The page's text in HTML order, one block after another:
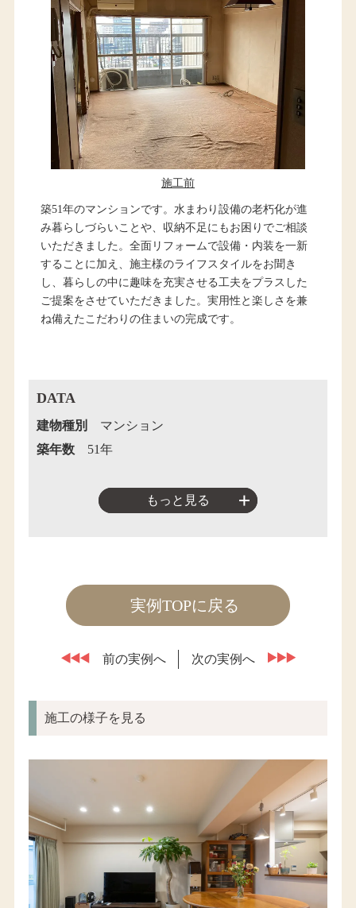
施工前
築51年のマンションです。水まわり設備の老朽化が進
み暮らしづらいことや、収納不足にもお困りでご相談
いただきました。全面リフォームで設備・内装を一新
することに加え、施主様のライフスタイルをお聞き
し、暮らしの中に趣味を充実させる工夫をプラスした
ご提案をさせていただきました。実用性と楽しさを兼
ね備えたこだわりの住まいの完成です。
DATA
建物種別
マンション
築年数
51年
もっと見る
実例TOPに戻る
前の実例へ 次の実例へ
施工の様子を見る